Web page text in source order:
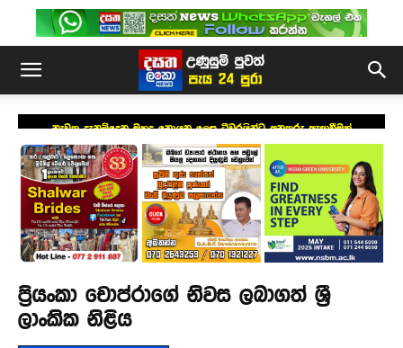
නැවත දැනුම්දෙන මුහුදු නොයන ලෙස ධීවරයින්ට අනතුරු ඇඟවීමක්
ප්‍රියංකා චොප්රාගේ නිවස ලබාගත් ශ්‍රී
ලාංකික නිළිය